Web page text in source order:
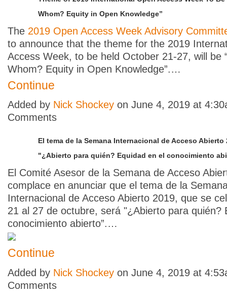
Whom? Equity in Open Knowledge”
The 2019 Open Access Week Advisory
to announce that the theme for the 2019
Access Week, to be held October 21-27, will be
Whom? Equity in Open Knowledge”.…
Continue
Added by Nick Shockey on June 4, 2019 at
Comments
El tema de la Semana Internacional de Acceso Abierto
"¿Abierto para quién? Equidad en el conocimiento
El Comité Asesor de la Semana de Acceso
complace en anunciar que el tema de la
Internacional de Acceso Abierto 2019, que se
21 al 27 de octubre, será "¿Abierto para quién?
conocimiento abierto”.…
Continue
Added by Nick Shockey on June 4, 2019 at
Comments